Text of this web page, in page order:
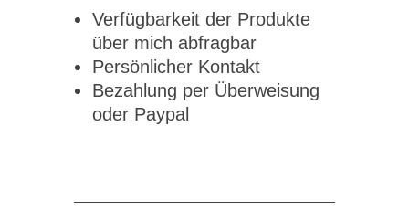
Verfügbarkeit der Produkte
über mich abfragbar
Persönlicher Kontakt
Bezahlung per Überweisung
oder Paypal